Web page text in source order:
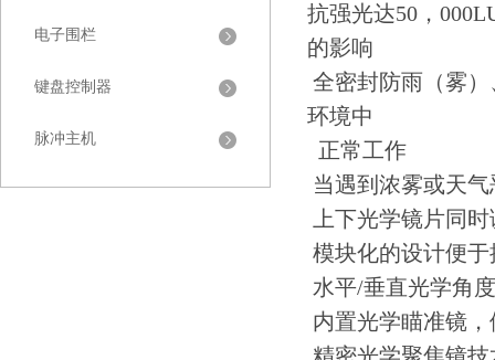
电子围栏
键盘控制器
脉冲主机
抗强光达50，
的影响
全密封防雨（雾
环境中
正常工作
当遇到浓雾或天
上下光学镜片同
模块化的设计便
水平/垂直光学角
内置光学瞄准镜